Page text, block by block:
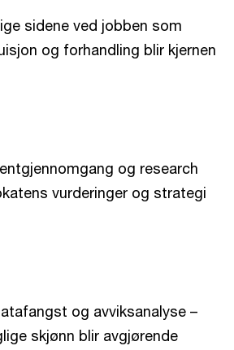
sidene ved jobben som
og forhandling blir kjernen
og research
vurderinger og strategi
og avviksanalyse –
skjønn blir avgjørende